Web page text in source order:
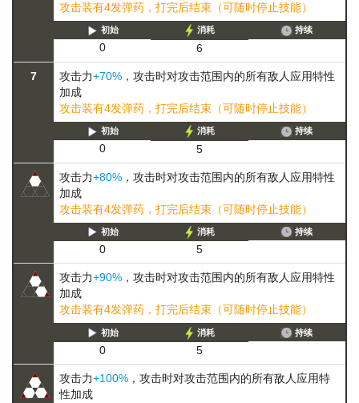
攻击装有4发弹药，打完后结束（可随时停止技能）
初始
0
消耗
6
持续
7 攻击力+70% ，攻击时对攻击范围内的所有敌人应用特性
加成
攻击装有4发弹药，打完后结束（可随时停止技能）
初始
0
消耗
5
持续
攻击力+80% ，攻击时对攻击范围内的所有敌人应用特性
加成
攻击装有4发弹药，打完后结束（可随时停止技能）
初始
0
消耗
5
持续
攻击力+90% ，攻击时对攻击范围内的所有敌人应用特性
加成
攻击装有4发弹药，打完后结束（可随时停止技能）
初始
0
消耗
5
持续
攻击力+100% ，攻击时对攻击范围内的所有敌人应用特
性加成